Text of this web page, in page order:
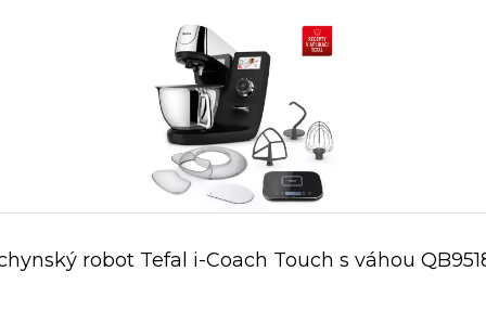
robot Tefal i-Coach Touch s váhou